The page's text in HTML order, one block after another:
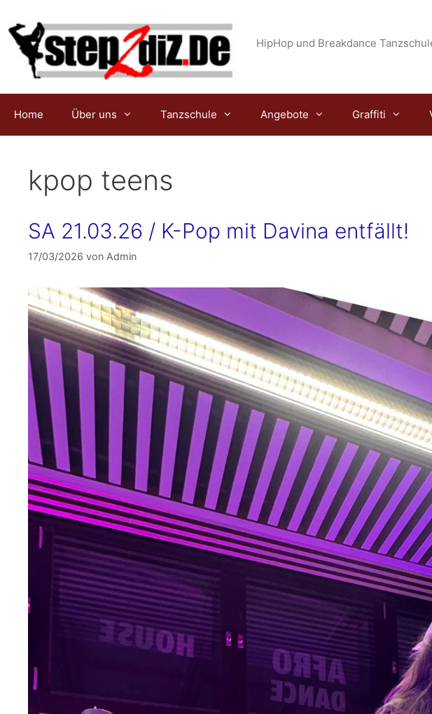
Inhalt
springen
HipHop und Breakdance
Home Über uns Tanzschule Angebote Graffiti
kpop teens
SA 21.03.26 / K-Pop mit Davina entfällt!
17/03/2026 von Admin